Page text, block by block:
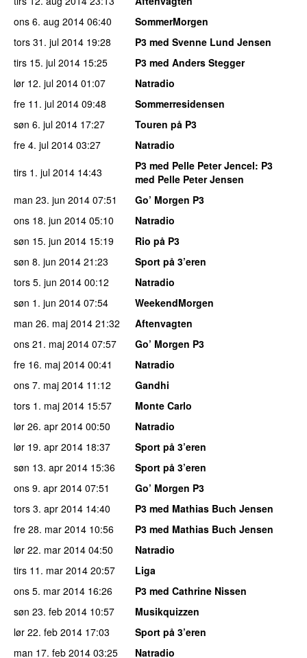
ons 6. aug 2014 06:40
SommerMorgen
tors 31. jul 2014 19:28
P3 med Svenne Lund Jensen
tirs 15. jul 2014 15:25
P3 med Anders Stegger
lør 12. jul 2014 01:07
Natradio
fre 11. jul 2014 09:48
Sommerresidensen
søn 6. jul 2014 17:27
Touren på P3
fre 4. jul 2014 03:27
Natradio
tirs 1. jul 2014 14:43 P3 med Pelle Peter Jencel: P3
med Pelle Peter Jensen
man 23. jun 2014 07:51
Go’ Morgen P3
ons 18. jun 2014 05:10
Natradio
søn 15. jun 2014 15:19
Rio på P3
søn 8. jun 2014 21:23
Sport på 3’eren
tors 5. jun 2014 00:12
Natradio
søn 1. jun 2014 07:54
WeekendMorgen
man 26. maj 2014 21:32
Aftenvagten
ons 21. maj 2014 07:57
Go’ Morgen P3
fre 16. maj 2014 00:41
Natradio
ons 7. maj 2014 11:12
Gandhi
tors 1. maj 2014 15:57
Monte Carlo
lør 26. apr 2014 00:50
Natradio
lør 19. apr 2014 18:37
Sport på 3’eren
søn 13. apr 2014 15:36
Sport på 3’eren
ons 9. apr 2014 07:51
Go’ Morgen P3
tors 3. apr 2014 14:40
P3 med Mathias Buch Jensen
fre 28. mar 2014 10:56
P3 med Mathias Buch Jensen
lør 22. mar 2014 04:50
Natradio
tirs 11. mar 2014 20:57
Liga
ons 5. mar 2014 16:26
P3 med Cathrine Nissen
søn 23. feb 2014 10:57
Musikquizzen
lør 22. feb 2014 17:03
Sport på 3’eren
man 17. feb 2014 03:25
Natradio